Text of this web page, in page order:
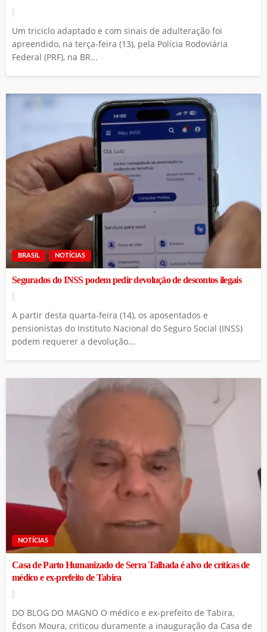
Um triciclo adaptado e com sinais de adulteração foi
apreendido, na terça-feira (13), pela Polícia Rodoviária
Federal (PRF), na BR...
BRASIL NOTÍCIAS
Segurados do INSS podem pedir devolução de descontos ilegais
A partir desta quarta-feira (14), os aposentados e
pensionistas do Instituto Nacional do Seguro Social (INSS)
podem requerer a devolução...
NOTÍCIAS
Casa de Parto Humanizado de Serra Talhada é alvo de críticas de
médico e ex-prefeito de Tabira
DO BLOG DO MAGNO O médico e ex-prefeito de Tabira,
Édson Moura, criticou duramente a inauguração da Casa de